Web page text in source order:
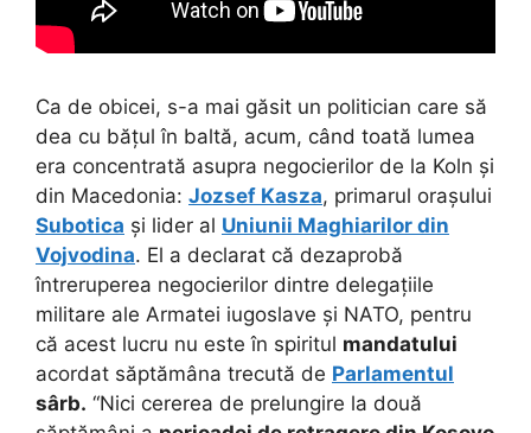
Ca de obicei, s-a mai găsit un politician care să
dea cu bățul în baltă, acum, când toată lumea
era concentrată asupra negocierilor de la Koln și
din Macedonia: Jozsef Kasza, primarul orașului
Subotica și lider al Uniunii Maghiarilor din
Vojvodina. El a declarat că dezaprobă
întreruperea negocierilor dintre delegațiile
militare ale Armatei iugoslave și NATO, pentru
că acest lucru nu este în spiritul mandatului
acordat săptămâna trecută de Parlamentul
sârb. “Nici cererea de prelungire la două